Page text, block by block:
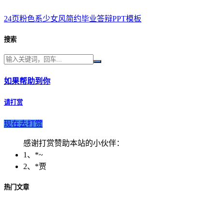
24页粉色系少女风简约毕业答辩PPT模板
搜索
如果帮助到你
请打赏
现在去打赏
感谢打赏赞助本站的小伙伴：
1、*~
2、*贾
热门文章